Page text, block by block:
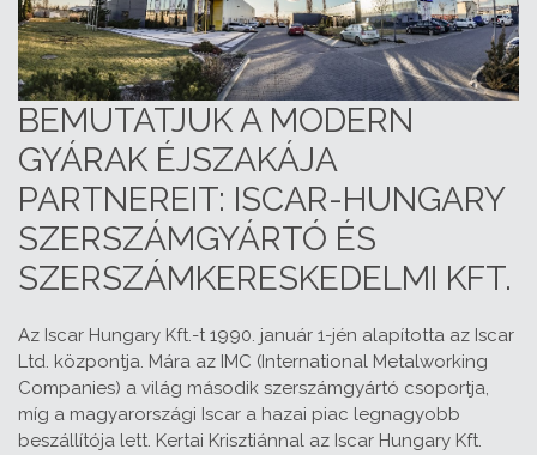
BEMUTATJUK A MODERN
GYÁRAK ÉJSZAKÁJA
PARTNEREIT: ISCAR-HUNGARY
SZERSZÁMGYÁRTÓ ÉS
SZERSZÁMKERESKEDELMI KFT.
Az Iscar Hungary Kft.-t 1990. január 1-jén alapította az Iscar
Ltd. központja. Mára az IMC (International Metalworking
Companies) a világ második szerszámgyártó csoportja,
míg a magyarországi Iscar a hazai piac legnagyobb
beszállítója lett. Kertai Krisztiánnal az Iscar Hungary Kft.